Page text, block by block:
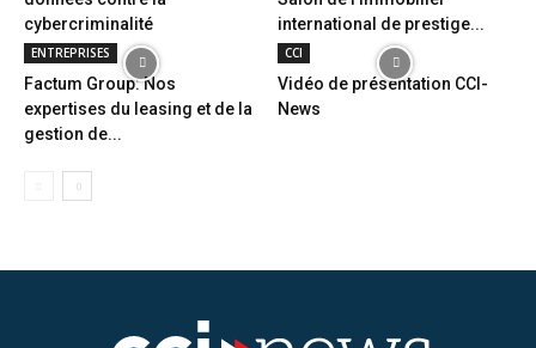
cybercriminalité
international de prestige...
ENTREPRISES
Factum Group: Nos
expertises du leasing et de la
gestion de...
CCI
Vidéo de présentation CCI-
News